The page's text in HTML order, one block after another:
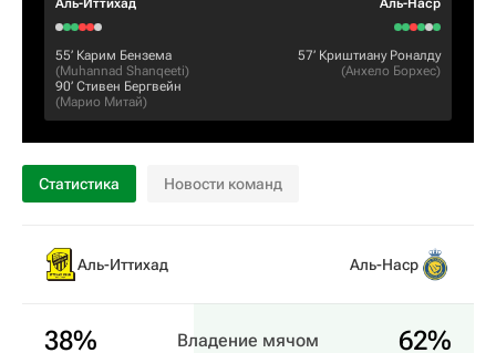
Аль-Иттихад Аль-Наср
55‎’‎ Карим Бензема
(Muhannad Shanqeeti)
90‎’‎ Стивен Бергвейн
(Марио Митай)
57‎’‎ Криштиану Роналду
(Анхело Борхес)
Статистика Новости команд
Аль-Иттихад Аль-Наср
38% Владение мячом 62%